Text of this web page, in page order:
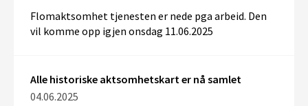
Flomaktsomhet tjenesten er nede pga arbeid. Den
vil komme opp igjen onsdag 11.06.2025
Alle historiske aktsomhetskart er nå samlet
04.06.2025